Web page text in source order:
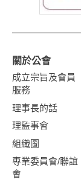
關於公會
成立宗旨及會員
服務
理事長的話
理監事會
組織圖
專業委員會/聯誼
會